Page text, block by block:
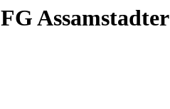
FG Assamstadter